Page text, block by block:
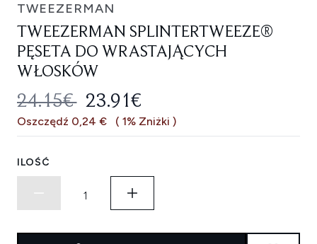
TWEEZERMAN
TWEEZERMAN SPLINTERTWEEZE®
PĘSETA DO WRASTAJĄCYCH
WŁOSKÓW
SUGEROWANA CENA
24.15€ AKTUALNA CENA:
23.91€
Oszczędź 0,24 € ( 1% Zniżki )
ILOŚĆ